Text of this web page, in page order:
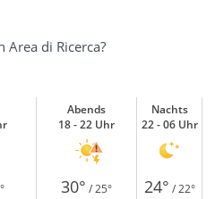
di Ricerca?
Abends
18 - 22 Uhr
Nachts
22 - 06 Uhr
30° / 25° 24° / 22°